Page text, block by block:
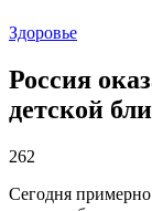
Здоровье
Россия
детской
262
Сегодня примерно